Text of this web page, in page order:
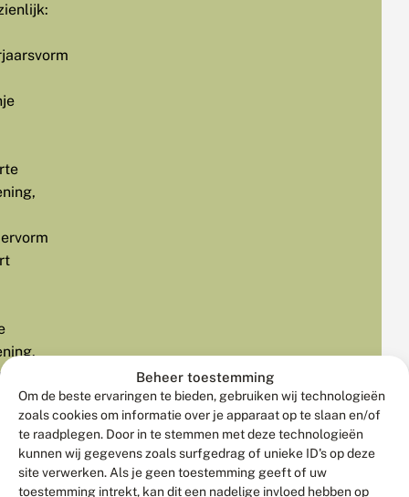
Beheer toestemming
Om de beste ervaringen te bieden, gebruiken wij technologieën
zoals cookies om informatie over je apparaat op te slaan en/of
te raadplegen. Door in te stemmen met deze technologieën
kunnen wij gegevens zoals surfgedrag of unieke ID's op deze
site verwerken. Als je geen toestemming geeft of uw
toestemming intrekt, kan dit een nadelige invloed hebben op
Ruigten